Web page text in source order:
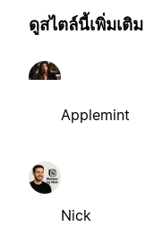
ดูสไตล์นี้เพิ่มเติม
Applemint
Nick